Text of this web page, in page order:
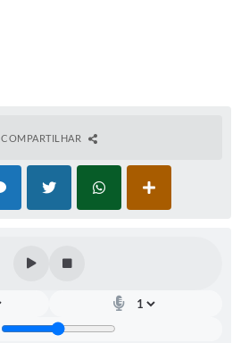
COMPARTILHAR